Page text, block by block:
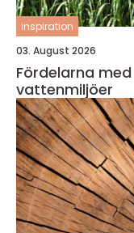
inspiration
03. August 2026
Fördelarna
vattenmiljöer